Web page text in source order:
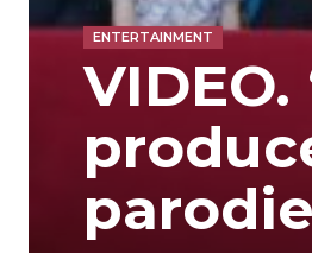
ENTERTAINMENT
VIDEO.